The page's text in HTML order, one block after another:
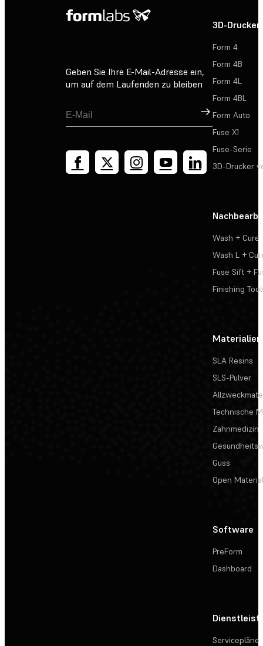
Geben Sie Ihre E-Mail-Adresse ein,
um auf dem Laufenden zu bleiben
Registrieren
3D-Drucker
Form 4
Form 4B
Form 4L
Form 4BL
Form Auto
Fuse X1
Fuse-Serie
3D-Drucker
Wash + Cure
Wash L +
Fuse Sift +
Finishing
Materialien
SLA Resins
SLS-Pulver
Technische
Zahnmedizin
Guss
Open
Software
PreForm
Dashboard
Servicepläne